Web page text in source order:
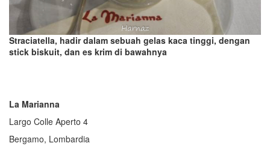
Straciatella, hadir dalam sebuah gelas kaca tinggi, dengan
stick biskuit, dan es krim di bawahnya
La Marianna
Largo Colle Aperto 4
Bergamo, Lombardia